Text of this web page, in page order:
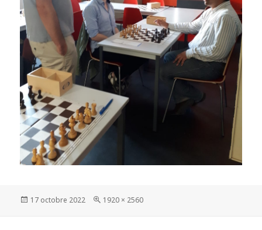
Publié
17 octobre 2022
Taille
1920 × 2560